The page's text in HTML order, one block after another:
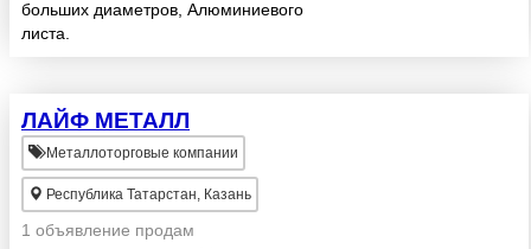
Чугун, Инструмент
больших диаметров, Алюминиевого
листа.
ЛАЙФ МЕТАЛЛ
Металлоторговые компании
Республика Татарстан, Казань
1 объявление продам